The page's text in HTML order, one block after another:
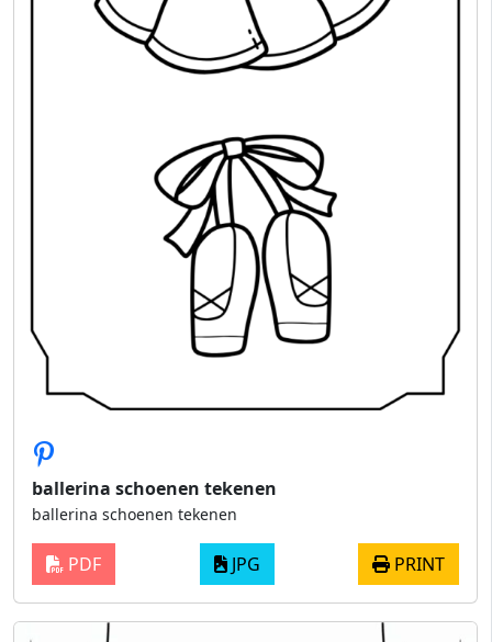
ballerina schoenen tekenen
ballerina schoenen tekenen
PDF JPG PRINT